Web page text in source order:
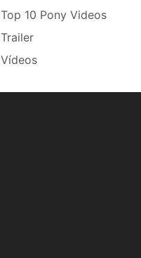
Top 10 Pony Videos
Trailer
Vídeos